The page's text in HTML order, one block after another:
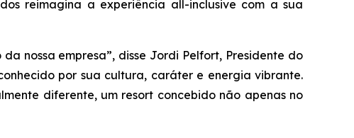
reimagina a experiência all-inclusive com a sua
nossa empresa”, disse Jordi Pelfort, Presidente do
por sua cultura, caráter e energia vibrante.
diferente, um resort concebido não apenas no